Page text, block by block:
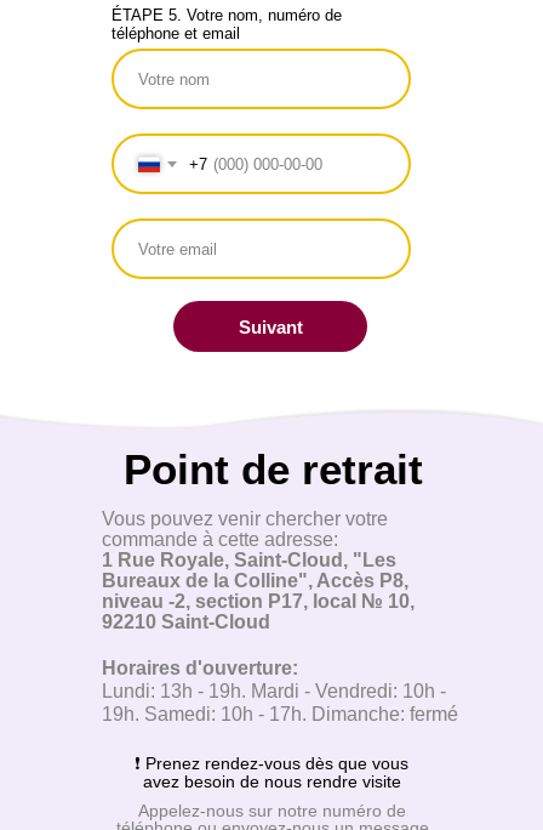
ÉTAPE 5. Votre nom, numéro de
téléphone et email
+7
Suivant
Point de retrait
Horaires d'ouverture:
Lundi: 13h - 19h. Mardi - Vendredi: 10h -
19h. Samedi: 10h - 17h. Dimanche: fermé
Appelez-nous sur notre numéro de
Vous pouvez venir chercher votre
commande à cette adresse:
1 Rue Royale, Saint-Cloud, "Les
Bureaux de la Colline", Accès P8,
niveau -2, section P17, local № 10,
92210 Saint-Cloud
❗ Prenez rendez-vous dès que vous
avez besoin de nous rendre visite